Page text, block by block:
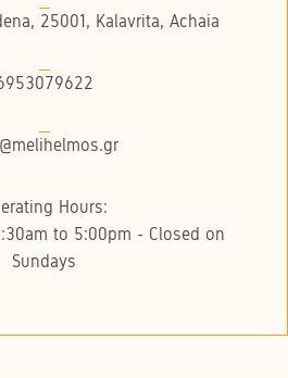
25001, Kalavrita, Achaia
Hours:
to 5:00pm - Closed on
Sundays